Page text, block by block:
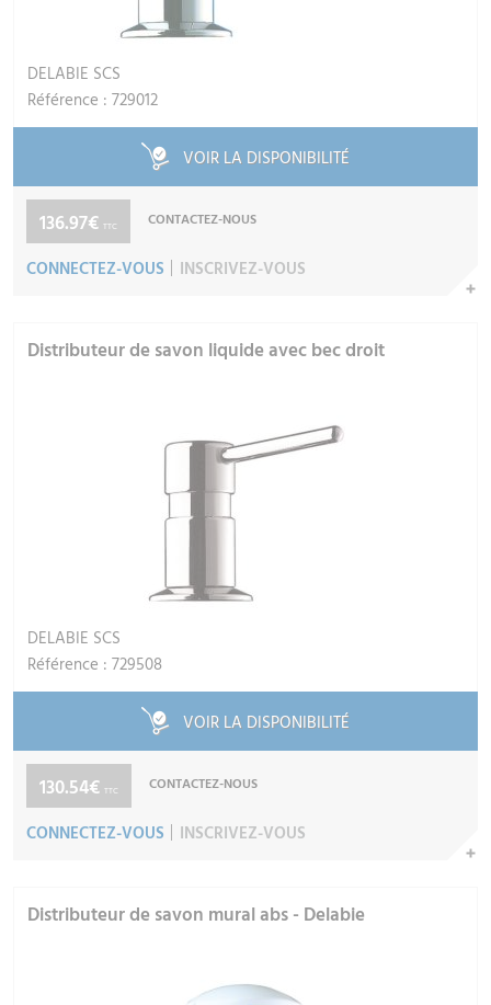
DELABIE SCS
Référence : 729012
VOIR LA DISPONIBILITÉ
136.97€ TTC CONTACTEZ-NOUS
CONNECTEZ-VOUS INSCRIVEZ-VOUS
Distributeur de savon liquide avec bec droit
DELABIE SCS
Référence : 729508
VOIR LA DISPONIBILITÉ
130.54€ TTC CONTACTEZ-NOUS
CONNECTEZ-VOUS INSCRIVEZ-VOUS
Distributeur de savon mural abs - Delabie